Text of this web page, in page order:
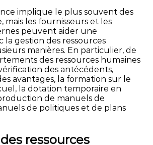
implique le plus souvent des
mais les fournisseurs et les
peuvent aider une
la gestion des ressources
manières. En particulier, de
des ressources humaines
des antécédents,
avantages, la formation sur le
la dotation temporaire en
de manuels de
de politiques et de plans
ressources